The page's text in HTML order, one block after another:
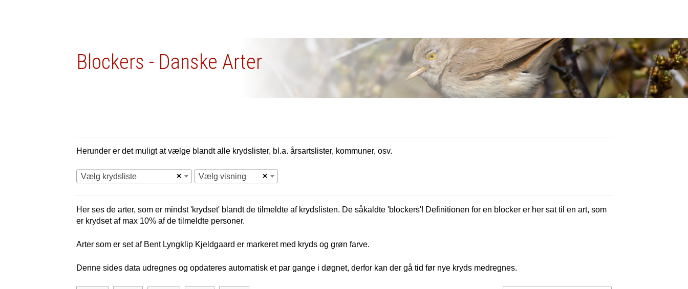
Blockers - Danske Arter
Herunder er det muligt at vælge blandt alle krydslister, bl.a. årsartslister, kommuner, osv.
×
Vælg krydsliste ×
Vælg visning
Her ses de arter, som er mindst 'krydset' blandt de tilmeldte af krydslisten. De såkaldte 'blockers'! Definitionen for en blocker er her sat til en art, som
er krydset af max 10% af de tilmeldte personer.
Arter som er set af Bent Lyngklip Kjeldgaard er markeret med kryds og grøn farve.
Denne sides data udregnes og opdateres automatisk et par gange i døgnet, derfor kan der gå tid før nye kryds medregnes.